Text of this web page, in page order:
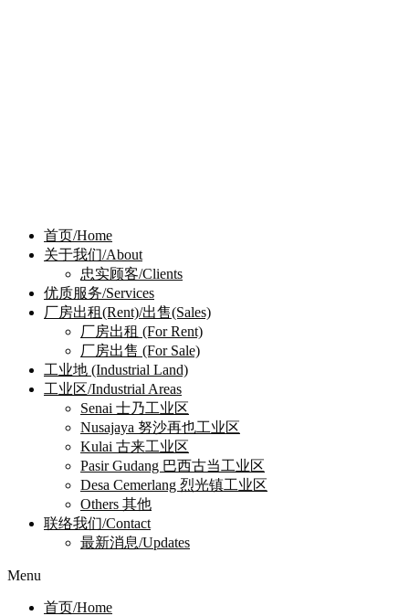
首页/Home
关于我们/About
忠实顾客/Clients
优质服务/Services
厂房出租(Rent)/出售(Sales)
厂房出租 (For Rent)
厂房出售 (For Sale)
工业地 (Industrial Land)
工业区/Industrial Areas
Senai 士乃工业区
Nusajaya 努沙再也工业区
Kulai 古来工业区
Pasir Gudang 巴西古当工业区
Desa Cemerlang 烈光镇工业区
Others 其他
联络我们/Contact
最新消息/Updates
Menu
首页/Home